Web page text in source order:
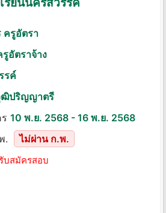
ครูอัตรา
อัตราจ้าง
รค์
ปริญญาตรี
10 พ.ย. 2568 - 16 พ.ย. 2568
.
ไม่ผ่าน ก.พ.
บสมัครสอบ